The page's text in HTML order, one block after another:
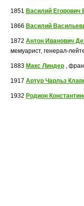
1851 Василий Егорович
1866 Василий
1872Антон Иванович
мемуарист, генерал-
1883 Макс Линдер ,
1917Артур Чарльз
1932 Родион